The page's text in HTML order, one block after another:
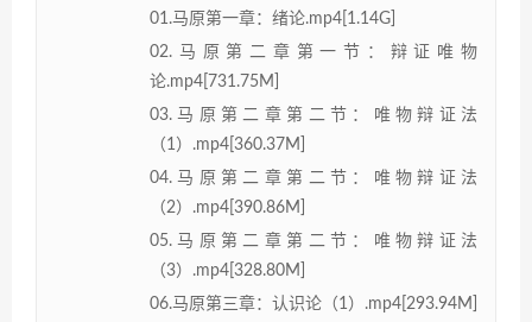
01.马原第一章：绪论.mp4[1.14G]
02.马原第二章第一节：辩证唯物
论.mp4[731.75M]
03.马原第二章第二节：唯物辩证法
（1）.mp4[360.37M]
04.马原第二章第二节：唯物辩证法
（2）.mp4[390.86M]
05.马原第二章第二节：唯物辩证法
（3）.mp4[328.80M]
06.马原第三章：认识论（1）.mp4[293.94M]